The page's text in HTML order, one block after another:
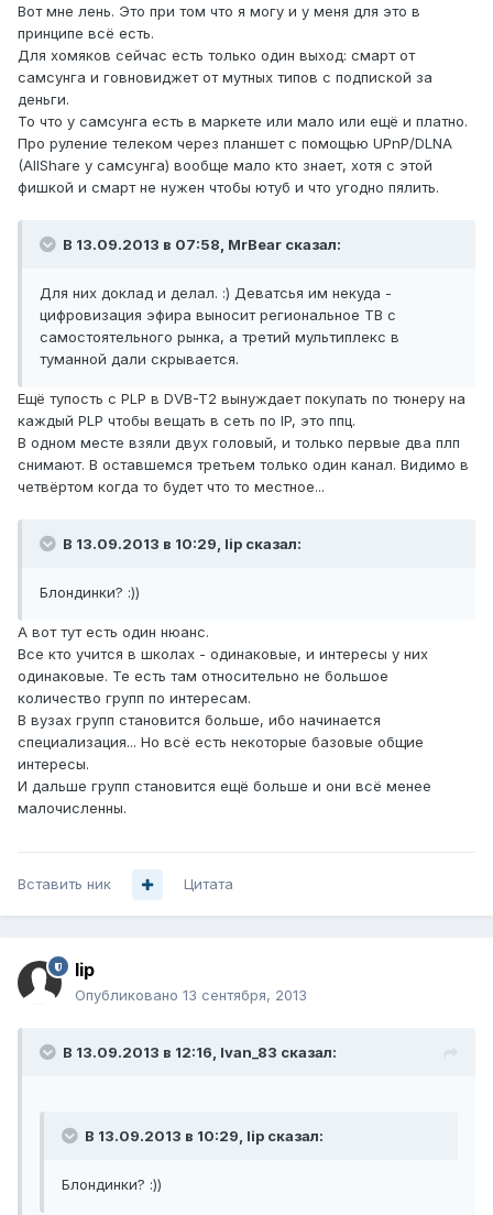
Вот мне лень. Это при том что я могу и у меня для это в
принципе всё есть.
Для хомяков сейчас есть только один выход: смарт от
самсунга и говновиджет от мутных типов с подпиской за
деньги.
То что у самсунга есть в маркете или мало или ещё и платно.
Про руление телеком через планшет с помощью UPnP/DLNA
(AllShare у самсунга) вообще мало кто знает, хотя с этой
фишкой и смарт не нужен чтобы ютуб и что угодно пялить.
В 13.09.2013 в 07:58, MrBear сказал:
Для них доклад и делал. :) Деватсья им некуда -
цифровизация эфира выносит региональное ТВ с
самостоятельного рынка, а третий мультиплекс в
туманной дали скрывается.
Ещё тупость с PLP в DVB-T2 вынуждает покупать по тюнеру на
каждый PLP чтобы вещать в сеть по IP, это ппц.
В одном месте взяли двух головый, и только первые два плп
снимают. В оставшемся третьем только один канал. Видимо в
четвёртом когда то будет что то местное...
В 13.09.2013 в 10:29, lip сказал:
Блондинки? :))
А вот тут есть один нюанс.
Все кто учится в школах - одинаковые, и интересы у них
одинаковые. Те есть там относительно не большое
количество групп по интересам.
В вузах групп становится больше, ибо начинается
специализация... Но всё есть некоторые базовые общие
интересы.
И дальше групп становится ещё больше и они всё менее
малочисленны.
Вставить ник Цитата
lip
Опубликовано 13 сентября, 2013
В 13.09.2013 в 12:16, Ivan_83 сказал:
В 13.09.2013 в 10:29, lip сказал:
Блондинки? :))